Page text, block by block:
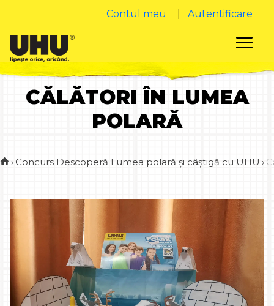
Contul meu Autentificare
CĂLĂTORI ÎN LUMEA
POLARĂ
› Concurs Descoperă Lumea polară și câștigă cu UHU ›